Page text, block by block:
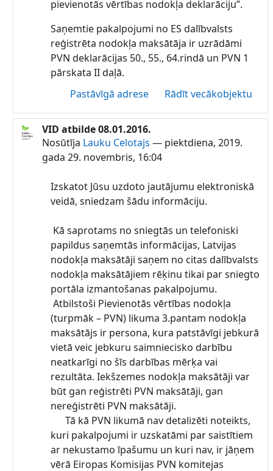
pievienotās vērtības nodokļa deklarāciju”.
Saņemtie pakalpojumi no ES dalībvalsts
reģistrēta nodokļa maksātāja ir uzrādāmi
PVN deklarācijas 50., 55., 64.rindā un PVN 1
pārskata II daļā.
Pastāvīgā adrese
Rādīt vecākobjektu
Atbildot uz Lauku Celotajs
VID atbilde 08.01.2016.
Nosūtīja Lauku Celotajs — piektdiena, 2019.
gada 29. novembris, 16:04
Izskatot Jūsu uzdoto jautājumu elektroniskā
veidā, sniedzam šādu informāciju.
Kā saprotams no sniegtās un telefoniski
papildus saņemtās informācijas, Latvijas
nodokļa maksātāji saņem no citas dalībvalsts
nodokļa maksātājiem rēķinu tikai par sniegto
portāla izmantošanas pakalpojumu.
Atbilstoši Pievienotās vērtības nodokļa
(turpmāk – PVN) likuma 3.pantam nodokļa
maksātājs ir persona, kura patstāvīgi jebkurā
vietā veic jebkuru saimniecisko darbību
neatkarīgi no šīs darbības mērķa vai
rezultāta. Iekšzemes nodokļa maksātāji var
būt gan reģistrēti PVN maksātāji, gan
nereģistrēti PVN maksātāji.
Tā kā PVN likumā nav detalizēti noteikts,
kuri pakalpojumi ir uzskatāmi par saistītiem
ar nekustamo īpašumu un kuri nav, ir jāņem
vērā Eiropas Komisijas PVN komitejas